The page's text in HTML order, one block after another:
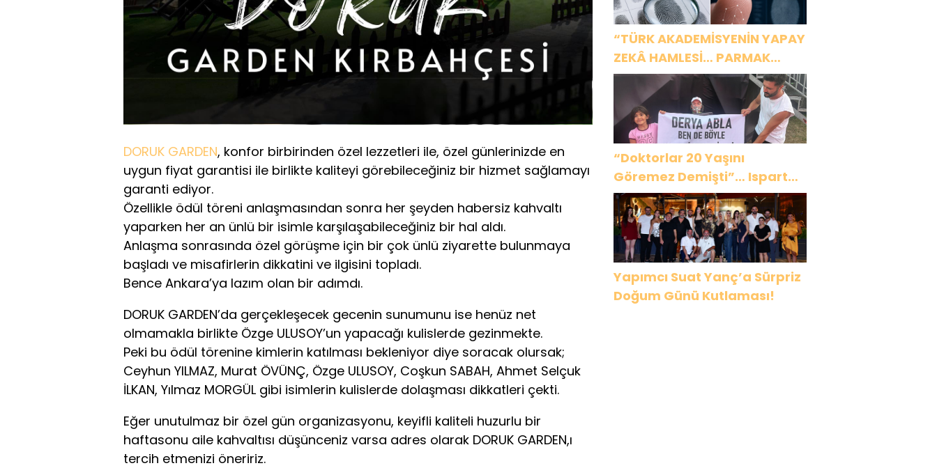
DORUK GARDEN, konfor birbirinden özel lezzetleri ile, özel günlerinizde en
uygun fiyat garantisi ile birlikte kaliteyi görebileceğiniz bir hizmet sağlamayı
garanti ediyor.
Özellikle ödül töreni anlaşmasından sonra her şeyden habersiz kahvaltı
yaparken her an ünlü bir isimle karşılaşabileceğiniz bir hal aldı.
Anlaşma sonrasında özel görüşme için bir çok ünlü ziyarette bulunmaya
başladı ve misafirlerin dikkatini ve ilgisini topladı.
Bence Ankara’ya lazım olan bir adımdı.
DORUK GARDEN’da gerçekleşecek gecenin sunumunu ise henüz net
olmamakla birlikte Özge ULUSOY’un yapacağı kulislerde gezinmekte.
Peki bu ödül törenine kimlerin katılması bekleniyor diye soracak olursak;
Ceyhun YILMAZ, Murat ÖVÜNÇ, Özge ULUSOY, Coşkun SABAH, Ahmet Selçuk
İLKAN, Yılmaz MORGÜL gibi isimlerin kulislerde dolaşması dikkatleri çekti.
Eğer unutulmaz bir özel gün organizasyonu, keyifli kaliteli huzurlu bir
haftasonu aile kahvaltısı düşünceniz varsa adres olarak DORUK GARDEN,ı
tercih etmenizi öneririz.
“TÜRK AKADEMİSYENİN YAPAY
ZEKÂ HAMLESİ… PARMAK
İZİNDEN KİŞİYE ÖZEL ANALİZ”
“Doktorlar 20 Yaşını
Göremez Demişti”… Ispartalı
Çağlar Özyiğit’in Derya
Bedavacı Buluşması
Duygulandırdı
Yapımcı Suat Yanç’a Sürpriz
Doğum Günü Kutlaması!